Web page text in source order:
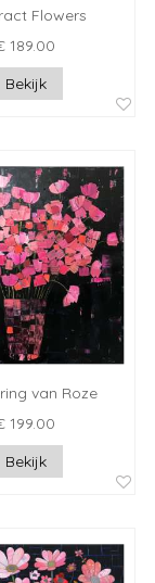
Flowers
189.00
Bekijk
van Roze
199.00
Bekijk